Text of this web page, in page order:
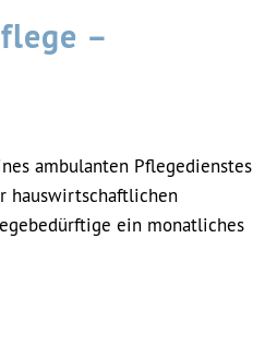
–
ambulanten Pflegedienstes
hauswirtschaftlichen
ein monatliches